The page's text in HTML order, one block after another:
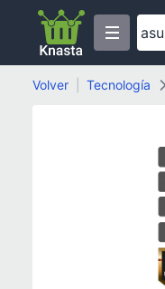
Volver Tecnología